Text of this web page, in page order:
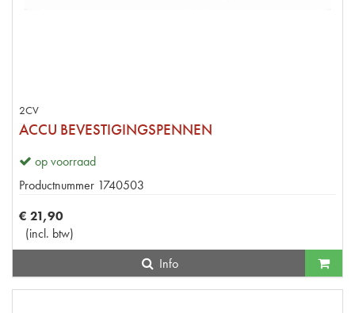
2CV
ACCU BEVESTIGINGSPENNEN
op voorraad
Productnummer 1740503
€ 21,90
(incl. btw)
Info